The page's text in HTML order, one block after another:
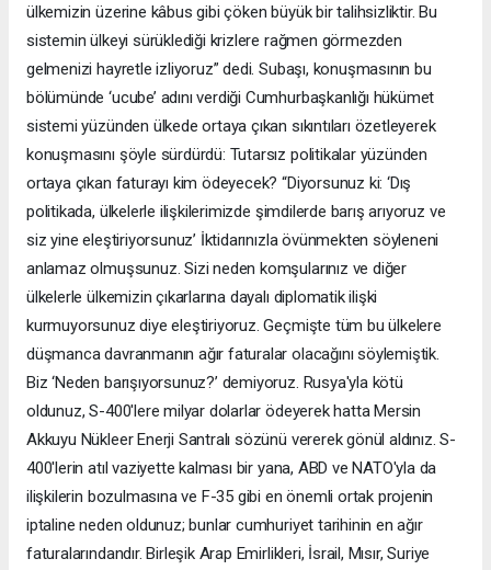
ülkemizin üzerine kâbus gibi çöken büyük bir talihsizliktir. Bu
sistemin ülkeyi sürüklediği krizlere rağmen görmezden
gelmenizi hayretle izliyoruz” dedi. Subaşı, konuşmasının bu
bölümünde ‘ucube’ adını verdiği Cumhurbaşkanlığı hükümet
sistemi yüzünden ülkede ortaya çıkan sıkıntıları özetleyerek
konuşmasını şöyle sürdürdü: Tutarsız politikalar yüzünden
ortaya çıkan faturayı kim ödeyecek? “Diyorsunuz ki: ‘Dış
politikada, ülkelerle ilişkilerimizde şimdilerde barış arıyoruz ve
siz yine eleştiriyorsunuz’ İktidarınızla övünmekten söyleneni
anlamaz olmuşsunuz. Sizi neden komşularınız ve diğer
ülkelerle ülkemizin çıkarlarına dayalı diplomatik ilişki
kurmuyorsunuz diye eleştiriyoruz. Geçmişte tüm bu ülkelere
düşmanca davranmanın ağır faturalar olacağını söylemiştik.
Biz ‘Neden barışıyorsunuz?’ demiyoruz. Rusya'yla kötü
oldunuz, S-400'lere milyar dolarlar ödeyerek hatta Mersin
Akkuyu Nükleer Enerji Santralı sözünü vererek gönül aldınız. S-
400'lerin atıl vaziyette kalması bir yana, ABD ve NATO'yla da
ilişkilerin bozulmasına ve F-35 gibi en önemli ortak projenin
iptaline neden oldunuz; bunlar cumhuriyet tarihinin en ağır
faturalarındandır. Birleşik Arap Emirlikleri, İsrail, Mısır, Suriye